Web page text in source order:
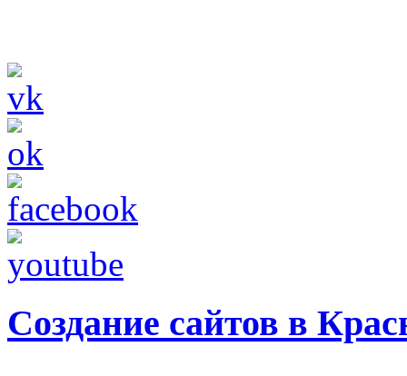
Создание сайтов в